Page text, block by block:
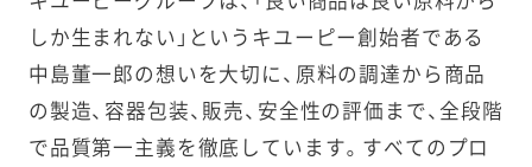
しか生まれない」というキユーピー創始者である
中島董一郎の想いを大切に、原料の調達から商品
の製造、容器包装、販売、安全性の評価まで、全段階
で品質第一主義を徹底しています。すべてのプロ